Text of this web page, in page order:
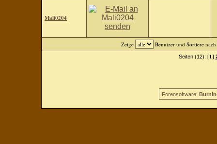
Mali0204
Zeige Benutzer und Sortiere nach
Seiten (12): [1]
Forensoftware: